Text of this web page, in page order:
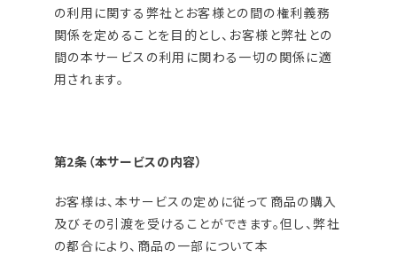
の利用に関する弊社とお客様との間の権利義務
関係を定めることを目的とし、お客様と弊社との
間の本サービスの利用に関わる一切の関係に適
用されます。
第2条（本サービスの内容）
お客様は、本サービスの定めに従って商品の購入
及びその引渡を受けることができます。但し、弊社
の都合により、商品の一部について本